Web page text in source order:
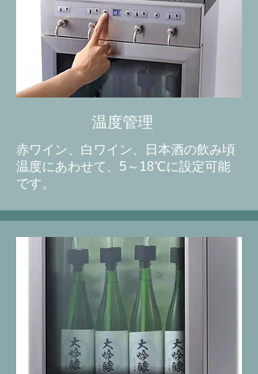
温度管理
赤ワイン、白ワイン、日本酒の飲み頃
温度にあわせて、5～18℃に設定可能
です。